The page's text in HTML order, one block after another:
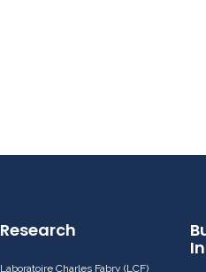
Research
Laboratoire Charles Fabry (LCF)